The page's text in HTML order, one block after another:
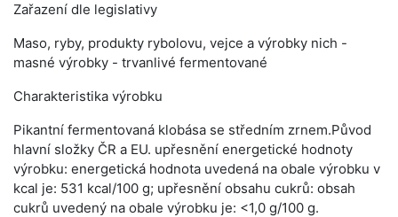
Zařazení dle legislativy
Maso, ryby, produkty rybolovu, vejce a výrobky nich -
masné výrobky - trvanlivé fermentované
Charakteristika výrobku
Pikantní fermentovaná klobása se středním zrnem.Původ
hlavní složky ČR a EU. upřesnění energetické hodnoty
výrobku: energetická hodnota uvedená na obale výrobku v
kcal je: 531 kcal/100 g; upřesnění obsahu cukrů: obsah
cukrů uvedený na obale výrobku je: <1,0 g/100 g.